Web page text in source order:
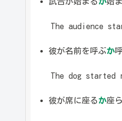
The audience
彼が名前を呼ぶか
The dog started
彼が席に座るか座ら